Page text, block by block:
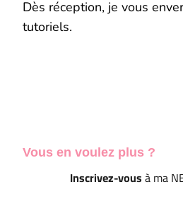
Dès réception, je vous
tutoriels.
Vous en voulez plus ?
Inscrivez-vousà ma